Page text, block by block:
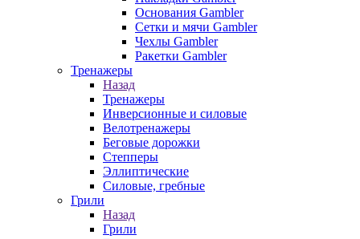
Основания Gambler
Сетки и мячи Gambler
Чехлы Gambler
Ракетки Gambler
Тренажеры
Назад
Тренажеры
Инверсионные и силовые
Велотренажеры
Беговые дорожки
Степперы
Эллиптические
Силовые, гребные
Грили
Назад
Грили